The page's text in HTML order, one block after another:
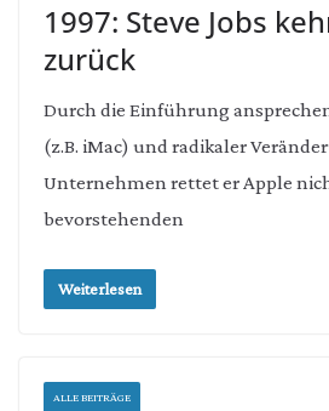
1997: Steve Jobs
zurück
Durch die Einführung
(z.B. iMac) und radikaler
Unternehmen rettet er Apple
bevorstehenden
Weiterlesen
ALLE BEITRÄGE